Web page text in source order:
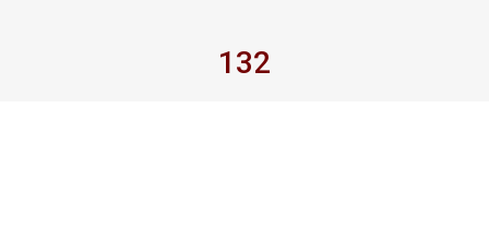
132